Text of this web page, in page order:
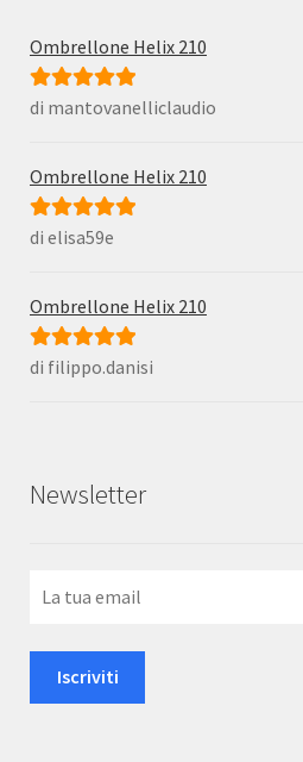
Ombrellone Helix 210
Valutato5su
di mantovanelliclaudio
Ombrellone Helix 210
Valutato5su
di elisa59e
Ombrellone Helix 210
Valutato5 su
di filippo.danisi
Newsletter